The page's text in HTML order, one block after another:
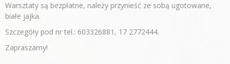
Warsztaty są bezpłatne, należy przynieść ze sobą ugotowane,
białe jajka.
Szczegóły pod nr tel.: 603326881, 17 2772444.
Zapraszamy!